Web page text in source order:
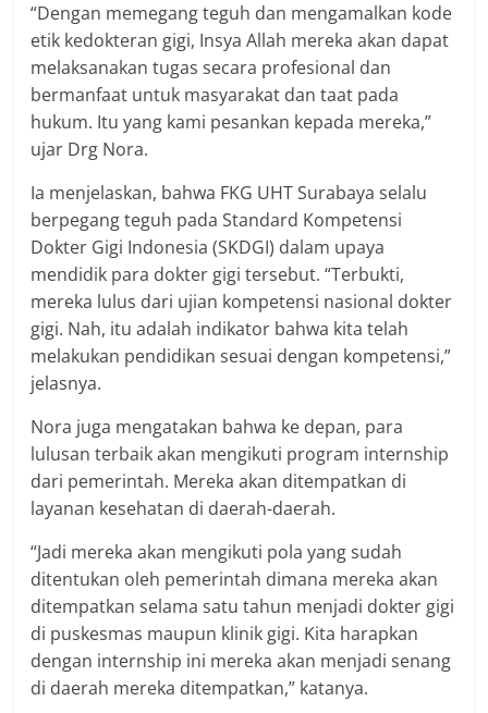
“Dengan memegang teguh dan mengamalkan kode
etik kedokteran gigi, Insya Allah mereka akan dapat
melaksanakan tugas secara profesional dan
bermanfaat untuk masyarakat dan taat pada
hukum. Itu yang kami pesankan kepada mereka,”
ujar Drg Nora.
Ia menjelaskan, bahwa FKG UHT Surabaya selalu
berpegang teguh pada Standard Kompetensi
Dokter Gigi Indonesia (SKDGI) dalam upaya
mendidik para dokter gigi tersebut. “Terbukti,
mereka lulus dari ujian kompetensi nasional dokter
gigi. Nah, itu adalah indikator bahwa kita telah
melakukan pendidikan sesuai dengan kompetensi,”
jelasnya.
Nora juga mengatakan bahwa ke depan, para
lulusan terbaik akan mengikuti program internship
dari pemerintah. Mereka akan ditempatkan di
layanan kesehatan di daerah-daerah.
“Jadi mereka akan mengikuti pola yang sudah
ditentukan oleh pemerintah dimana mereka akan
ditempatkan selama satu tahun menjadi dokter gigi
di puskesmas maupun klinik gigi. Kita harapkan
dengan internship ini mereka akan menjadi senang
di daerah mereka ditempatkan,” katanya.